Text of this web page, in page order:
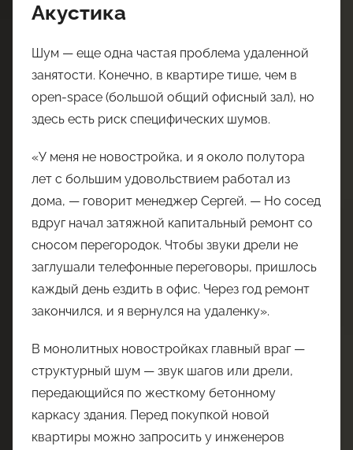
Акустика
Шум — еще одна частая проблема удаленной
занятости. Конечно, в квартире тише, чем в
open-space (большой общий офисный зал), но
здесь есть риск специфических шумов.
«У меня не новостройка, и я около полутора
лет с большим удовольствием работал из
дома, — говорит менеджер Сергей. — Но сосед
вдруг начал затяжной капитальный ремонт со
сносом перегородок. Чтобы звуки дрели не
заглушали телефонные переговоры, пришлось
каждый день ездить в офис. Через год ремонт
закончился, и я вернулся на удаленку».
В монолитных новостройках главный враг —
структурный шум — звук шагов или дрели,
передающийся по жесткому бетонному
каркасу здания. Перед покупкой новой
квартиры можно запросить у инженеров